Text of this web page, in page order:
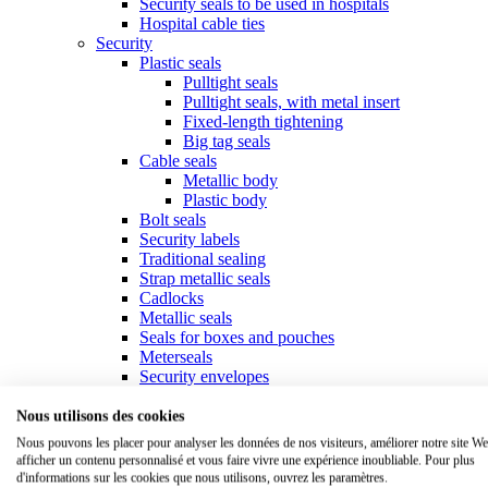
Hospital cable ties
Security
Plastic seals
Pulltight seals
Pulltight seals, with metal insert
Fixed-length tightening
Big tag seals
Cable seals
Metallic body
Plastic body
Bolt seals
Security labels
Traditional sealing
Strap metallic seals
Cadlocks
Metallic seals
Seals for boxes and pouches
Meterseals
Security envelopes
Collars & cable ties
Standard collars
Specific collars
Marker ties
Nous utilisons des cookies
Nous pouvons les placer pour analyser les données de nos visiteurs, améliorer notre site
afficher un contenu personnalisé et vous faire vivre une expérience inoubliable. Pour plus
d'informations sur les cookies que nous utilisons, ouvrez les paramètres.